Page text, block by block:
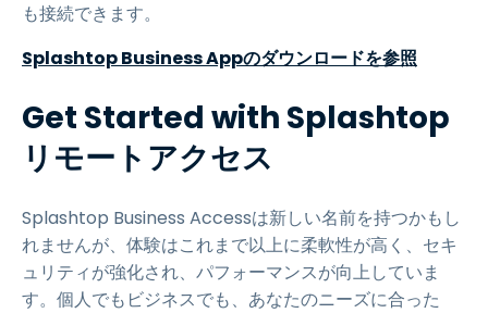
も接続できます。
Splashtop Business Appのダウンロードを参照
Get Started with Splashtop
リモートアクセス
Splashtop Business Accessは新しい名前を持つかもし
れませんが、体験はこれまで以上に柔軟性が高く、セキ
ュリティが強化され、パフォーマンスが向上していま
す。個人でもビジネスでも、あなたのニーズに合った